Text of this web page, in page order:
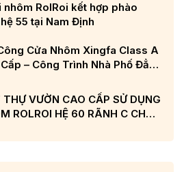
RolRoi kết hợp phào
55 tại Nam Định
Cửa Nhôm Xingfa Class A
– Công Trình Nhà Phố Đẳng
THỰ VƯỜN CAO CẤP SỬ DỤNG
ROLROI HỆ 60 RÃNH C CHÂU